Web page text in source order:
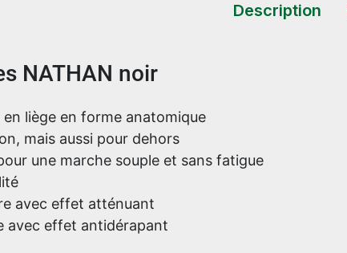
Description
le produit
NATHAN noir
en liège en forme anatomique
mais aussi pour dehors
une marche souple et sans fatigue
avec effet atténuant
avec effet antidérapant